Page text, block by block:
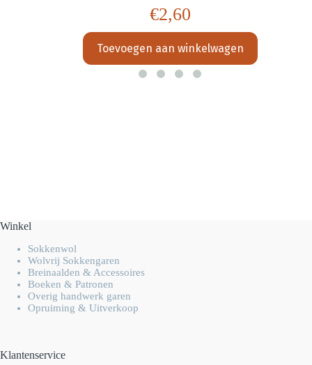
€2,60
Toevoegen aan winkelwagen
Winkel
Sokkenwol
Wolvrij Sokkengaren
Breinaalden & Accessoires
Boeken & Patronen
Overig handwerk garen
Opruiming & Uitverkoop
Klantenservice